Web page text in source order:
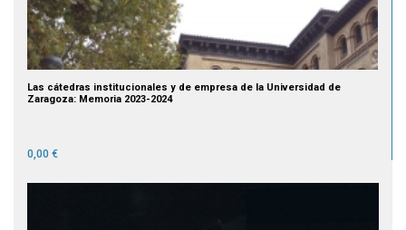
Las cátedras institucionales y de empresa de la Universidad de
Zaragoza: Memoria 2023-2024
0,00 €